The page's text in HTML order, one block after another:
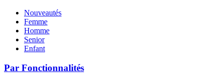
Nouveautés
Femme
Homme
Senior
Enfant
Par Fonctionnalités